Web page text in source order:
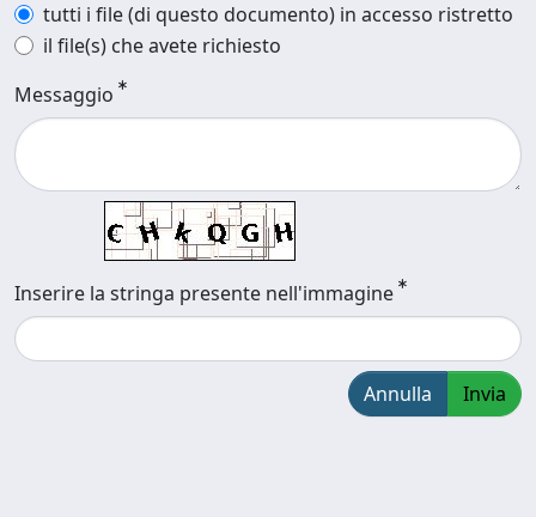
tutti i file (di questo documento) in accesso ristretto
il file(s) che avete richiesto
Messaggio
Inserire la stringa presente nell'immagine
Annulla Invia